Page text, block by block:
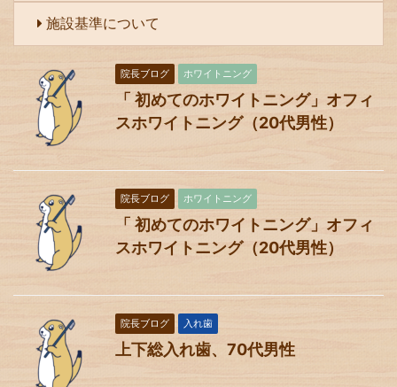
施設基準について
院長ブログ ホワイトニング
「 初めてのホワイトニング」オフィ
スホワイトニング（20代男性）
院長ブログ ホワイトニング
「 初めてのホワイトニング」オフィ
スホワイトニング（20代男性）
院長ブログ 入れ歯
上下総入れ歯、70代男性